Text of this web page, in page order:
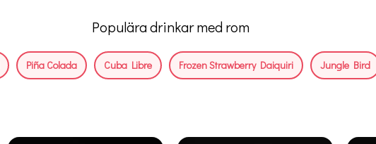
Populära drinkar med rom
Piña Colada Cuba Libre Frozen Strawberry Daiquiri Jungle Bird